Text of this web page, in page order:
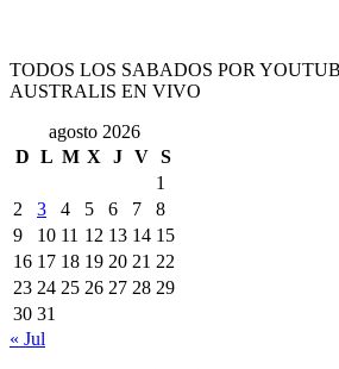
TODOS LOS SABADOS POR
AUSTRALIS EN VIVO
agosto 2026
D L M X J V S
1
2
3 4 5 6 7
8
9
10 11 12 13 14 15
16 17 18 19 20 21 22
23 24 25 26 27 28 29
30 31
« Jul